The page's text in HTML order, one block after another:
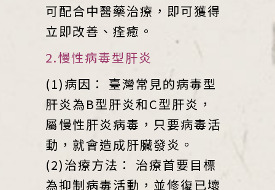
可配合中醫藥治療，即可獲得
立即改善、痊癒。
2.慢性病毒型肝炎
(1)病因： 臺灣常見的病毒型
肝炎為B型肝炎和C型肝炎，
屬慢性肝炎病毒，只要病毒活
動，就會造成肝臟發炎。
(2)治療方法： 治療首要目標
為抑制病毒活動，並修復已壞